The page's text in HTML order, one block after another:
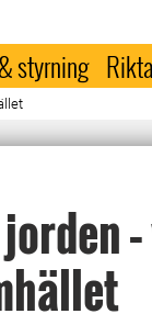
styrning